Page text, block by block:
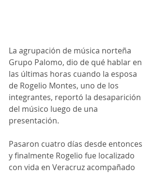
La agrupación de música norteña
Grupo Palomo, dio de qué hablar en
las últimas horas cuando la esposa
de Rogelio Montes, uno de los
integrantes, reportó la desaparición
del músico luego de una
presentación.
Pasaron cuatro días desde entonces
y finalmente Rogelio fue localizado
con vida en Veracruz acompañado